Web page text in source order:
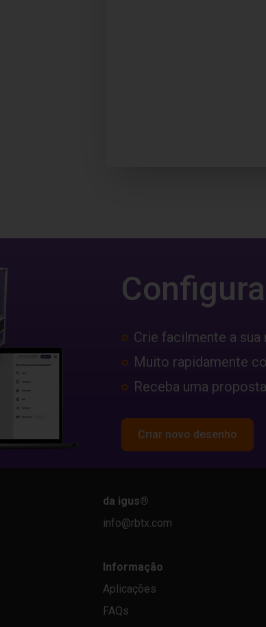
Crie facilmente a sua
Muito rapidamente
Receba uma
Criar novo desenho
da igus®
info@rbtx.com
Informação
Aplicações
FAQs